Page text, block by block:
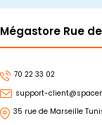
Mégastore Rue
70 22 33 02
support-
35 rue de Marseille